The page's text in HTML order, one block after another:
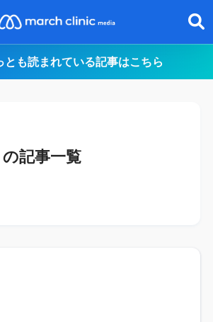
とも読まれている記事はこちら
の記事一覧